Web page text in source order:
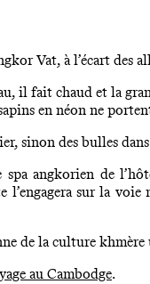
Vat, à l’écart des
il fait chaud et la
en néon ne
sinon des bulles
spa angkorien de
l’engagera sur la
de la culture khmère
au Cambodge.